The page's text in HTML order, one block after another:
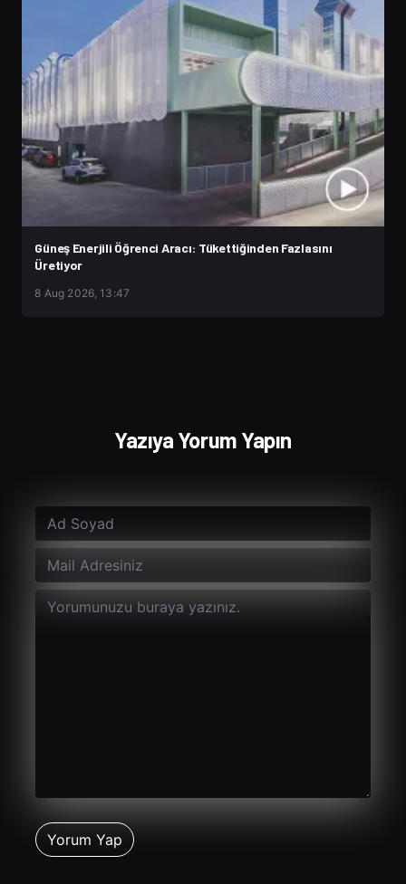
Güneş Enerjili Öğrenci Aracı: Tükettiğinden Fazlasını
Üretiyor
8 Aug 2026, 13:47
Yazıya Yorum Yapın